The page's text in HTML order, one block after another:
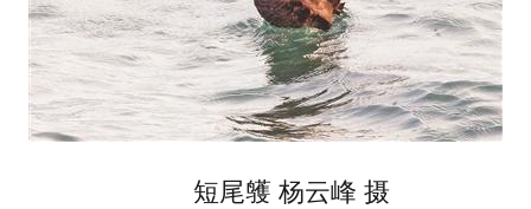
短尾鹱 杨云峰 摄